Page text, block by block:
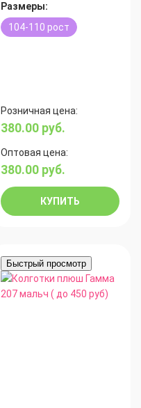
Размеры:
104-110 рост
Розничная цена:
380.00 руб.
Оптовая цена:
380.00 руб.
КУПИТЬ
Быстрый просмотр